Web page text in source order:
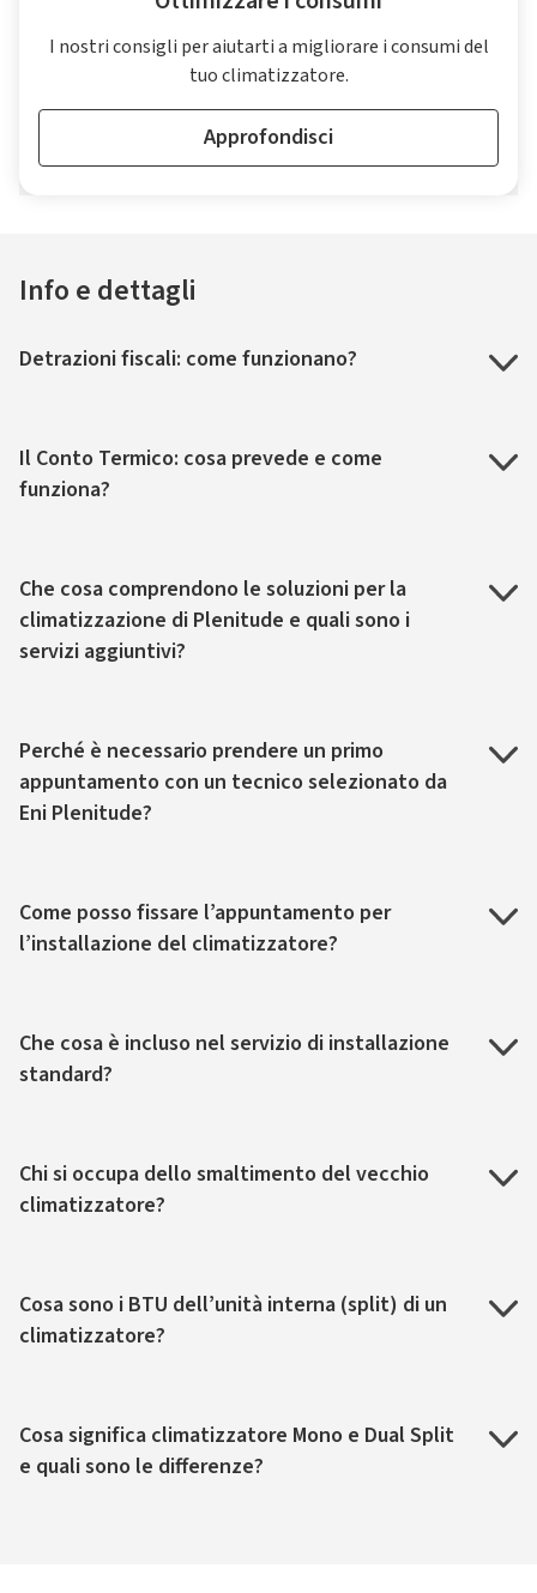
I nostri consigli per aiutarti a migliorare i consumi del
tuo climatizzatore.
Approfondisci
Info e dettagli
Detrazioni fiscali: come funzionano?
Il Conto Termico: cosa prevede e come
funziona?
Che cosa comprendono le soluzioni per la
climatizzazione di Plenitude e quali sono i
servizi aggiuntivi?
Perché è necessario prendere un primo
appuntamento con un tecnico selezionato da
Eni Plenitude?
Come posso fissare l’appuntamento per
l’installazione del climatizzatore?
Che cosa è incluso nel servizio di installazione
standard?
Chi si occupa dello smaltimento del vecchio
climatizzatore?
Cosa sono i BTU dell’unità interna (split) di un
climatizzatore?
Cosa significa climatizzatore Mono e Dual Split
e quali sono le differenze?